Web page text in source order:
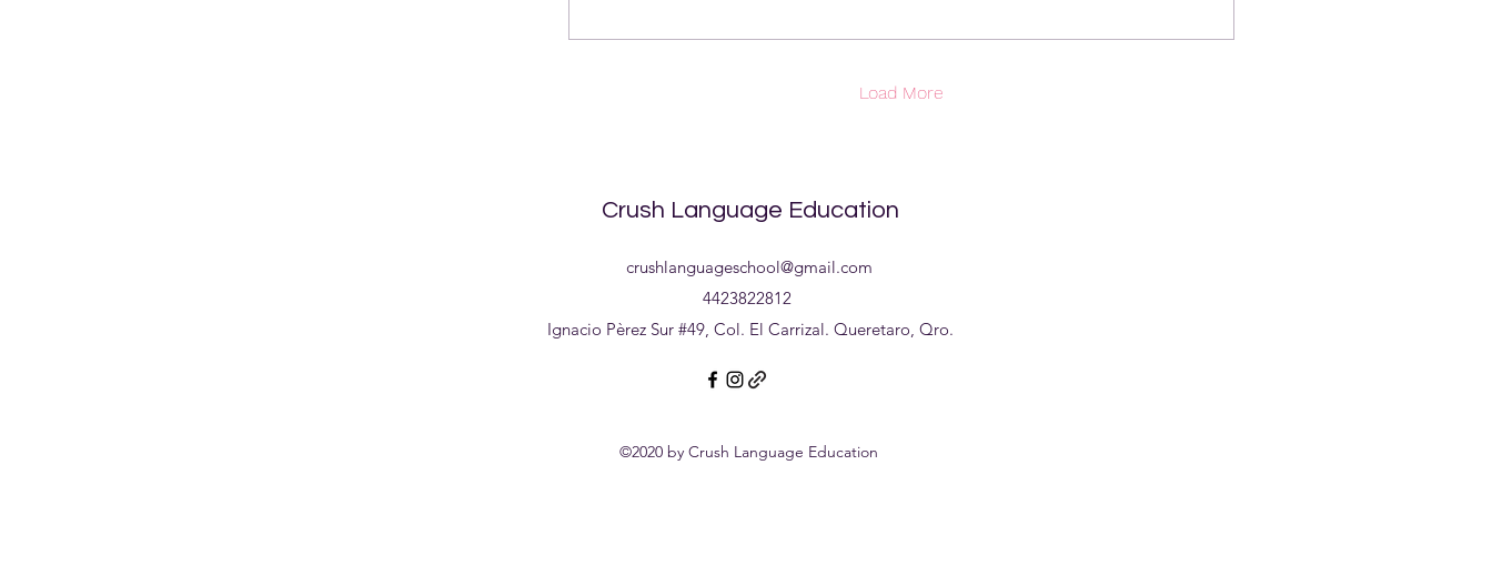
Load More
Crush Language Education
crushlanguageschool@gmail.com
4423822812
Ignacio Pèrez Sur #49, Col. El Carrizal. Queretaro, Qro.
©2020 by Crush Language Education